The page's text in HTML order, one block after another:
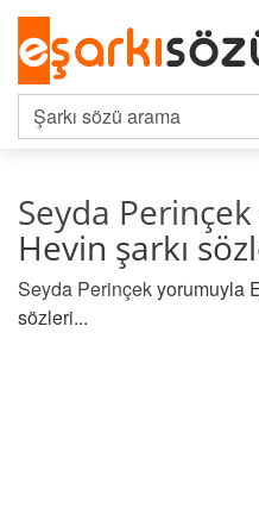
Seyda Perinçek
Hevin şarkı
Seyda Perinçekyorumuyla
sözleri...